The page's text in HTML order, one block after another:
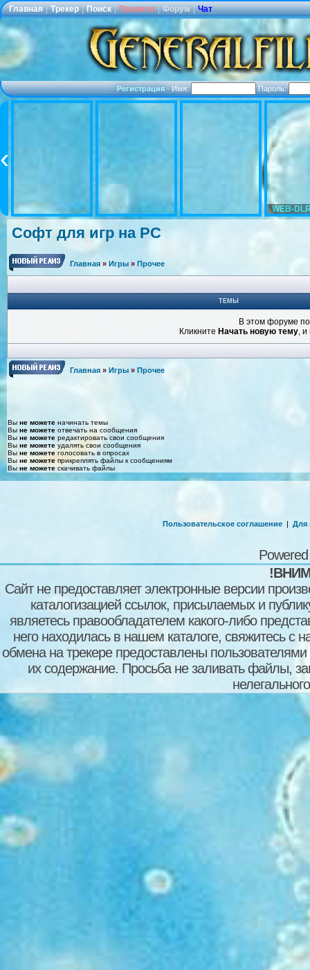
Главная | Трекер | Поиск | Правила | Форум | Чат
Регистрация·Имя: Пароль:
WEB-
Софт для игр на PC
Главная » Игры » Прочее
ТЕМЫ
В этом форуме
Кликните Начать новую тему ,
Главная » Игры » Прочее
Вы не можете начинать темы
Вы не можете отвечать на сообщения
Вы не можете редактировать свои сообщения
Вы не можете удалять свои сообщения
Вы не можете голосовать в опросах
Вы не можете прикреплять файлы к сообщениям
Вы не можете скачивать файлы
Пользовательское соглашение | Для
Сайт не предоставляет электронные версии
каталогизацией ссылок, присылаемых и
являетесь правообладателем какого-либо
него находилась в нашем каталоге, свяжитесь
обмена на трекере предоставлены пользователями
их содержание. Просьба не заливать файлы,